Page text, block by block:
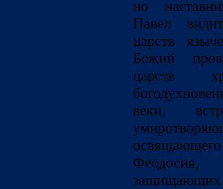
но
Павел
царств
Божий
царств
веки,